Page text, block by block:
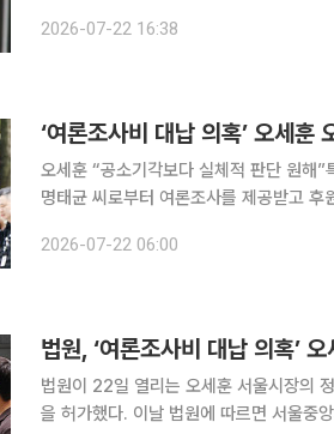
심에서 벌금 1000만원을 선고받았다. 판
2026-07-22 16:38
‘여론조사비 대납 의혹’ 오세
오세훈 “공소기각보다 실체적 판단 원해”특검,
명태균 씨로부터 여론조사를 제공받고
정치자금법 위반 혐의로 기소된 오 시장과
2026-07-22 06:00
법원, ‘여론조사비 대납 의혹’
법원이 22일 열리는 오세훈 서울시장의
을 허가했다. 이날 법원에 따르면 서울중앙지법 형사합의22부(조형우 부장판사)는 22일 오후 2시